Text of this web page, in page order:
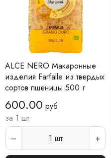
ALCE NERO Макаронные
изделия Farfalle из твердых
сортов пшеницы 500 г
600.00 руб
за 1 шт
1 шт